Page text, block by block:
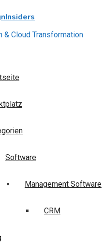
& Cloud Transformation
Software
Management Software
CRM